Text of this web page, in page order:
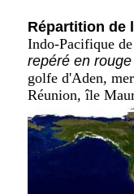
Répartition de
Indo-Pacifique
repéré en
golfe d'Aden,
Réunion, île